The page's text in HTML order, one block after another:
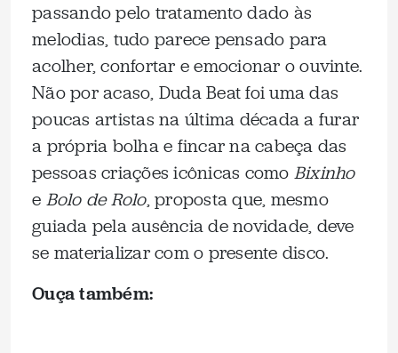
passando pelo tratamento dado às
melodias, tudo parece pensado para
acolher, confortar e emocionar o ouvinte.
Não por acaso, Duda Beat foi uma das
poucas artistas na última década a furar
a própria bolha e fincar na cabeça das
pessoas criações icônicas como Bixinho
e Bolo de Rolo, proposta que, mesmo
guiada pela ausência de novidade, deve
se materializar com o presente disco.
Ouça também: